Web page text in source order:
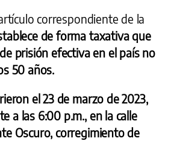
correspondiente de la
de forma taxativa que
prisión efectiva en el país no
50 años.
el 23 de marzo de 2023,
a las 6:00 p.m., en la calle
Oscuro, corregimiento de